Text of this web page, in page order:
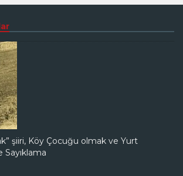
şiiri, Köy Çocuğu olmak ve Yurt
Sayıklama